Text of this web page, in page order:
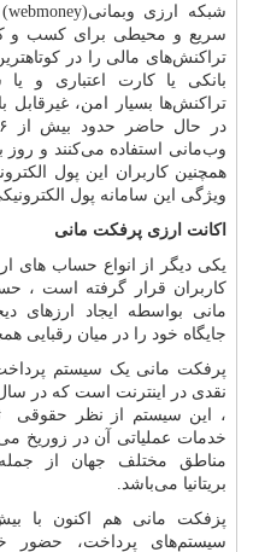
شبکه ارزی وبمانی(webmoney)
سریع و محیطی برای کسب و
تراکنش‌های مالی را در
بانکی یا کارت اعتباری و
تراکنش‌ها بسیار امن،
وب‌مانی استفاده می‌کنند و
همچنین کاربران این پول
ویژگی این سامانه پول
اکانت ارزی پرفکت مانی
یکی دیگر از انواع حساب های
کاربران قرار گرفته است ،
مانی بواسطه ایجاد ارزهای
جایگاه خود را در میان رقبایی
پرفکت مانی یک سیستم پرداخت
، این سیستم از نظر حقوقی
خدمات عملیاتی آن در زوریخ
مناطق مختلف جهان از
بریتانیا می‌باشد.
سیستم‌های پرداخت، حضور